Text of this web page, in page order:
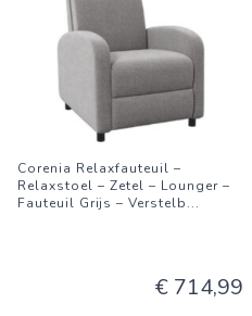
Corenia Relaxfauteuil –
Relaxstoel – Zetel – Lounger –
Fauteuil Grijs – Verstelb...
€ 714,99